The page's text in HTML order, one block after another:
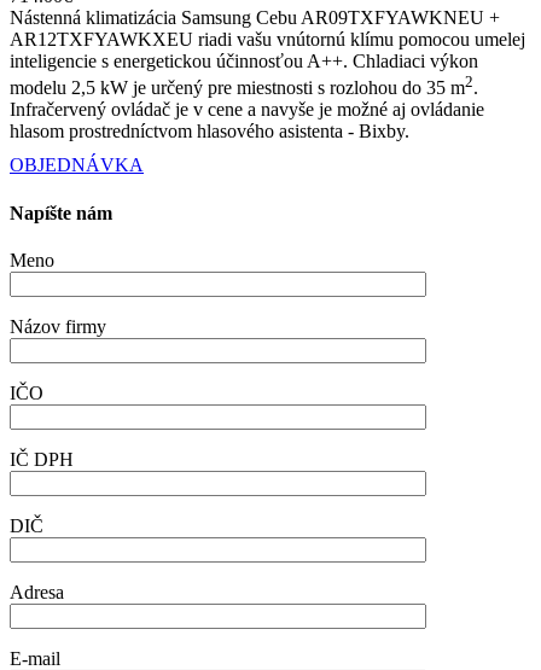
Nástenná klimatizácia Samsung Cebu AR09TXFYAWKNEU +
AR12TXFYAWKXEU riadi vašu vnútornú klímu pomocou umelej
inteligencie s energetickou účinnosťou A++. Chladiaci výkon
modelu 2,5 kW je určený pre miestnosti s rozlohou do 35 m2.
Infračervený ovládač je v cene a navyše je možné aj ovládanie
hlasom prostredníctvom hlasového asistenta - Bixby.
OBJEDNÁVKA
Napíšte nám
Meno
Názov firmy
IČO
IČ DPH
DIČ
Adresa
E-mail